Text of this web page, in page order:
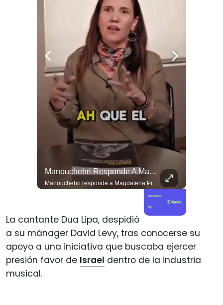
Manouchehri Responde A Magdalena Piñera: “Les Molesta Que Toquemos A Los Que Se Creían Intocables”, , El Diputado Daniel Manouchehri (PS) Respondió A Los Dichos...
Manouchehri responde a Magdalena Piñera: “Les molesta que toquemos a los que se creían intocables” El diputado Daniel Manouchehri (PS) respondió a los dichos de Magdalena Piñera, hija del expresidente Sebastián Piñera, quien en una entrevista afirmó que “no quiero un Congreso lleno de Manouchehris (…) nadie lo sigue”, en el marco de una reflexión sobre el debate público y el legado del exmandatario. El parlamentario por la Región de Coquimbo defendió su trabajo legislativo y fiscalizador, apuntando a que su respaldo ciudadano y sus acciones contra redes de poder contradicen las críticas formuladas por la hija del exmandatario. “Magdalena Piñera dice que nadie nos sigue. Los casi 100 mil votos en la última elección, récord histórico para un parlamentario en mi región, dicen otra cosa. Ese respaldo es un mandato para enfrentar los abusos de los poderosos. Nuestras acusaciones constitucionales terminaron con tres jueces destituidos y nuestras denuncias abrieron investigaciones penales en el Caso Hermosilla, entre ellas la que investiga a Chadwick”, indicó Manouchehri.
powered
by
La cantante Dua Lipa, despidió
a su mánager David Levy, tras conocerse su
apoyo a una iniciativa que buscaba ejercer
presión favor de Israel dentro de la industria
musical.